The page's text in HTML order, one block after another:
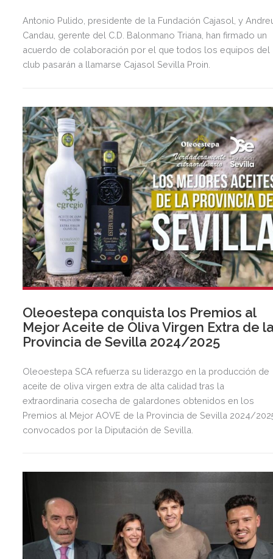
Antonio Pulido, presidente de la Fundación Cajasol, y
Candau, gerente del C.D. Balonmano Triana, han firmado un
acuerdo de colaboración por el que todos los equipos del
club pasarán a llamarse Cajasol Sevilla Proin.
Oleoestepa conquista los Premios al
Mejor Aceite de Oliva Virgen Extra de
Provincia de Sevilla 2024/2025
Oleoestepa SCA refuerza su liderazgo en la producción de
aceite de oliva virgen extra de alta calidad tras la
extraordinaria cosecha de galardones obtenidos en los
Premios al Mejor AOVE de la Provincia de Sevilla 2024/
convocados por la Diputación de Sevilla.